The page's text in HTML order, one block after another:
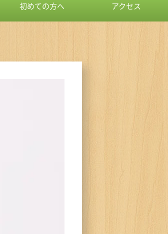
初めての方へ アクセス